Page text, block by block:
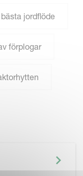
jordflöde
förplogar